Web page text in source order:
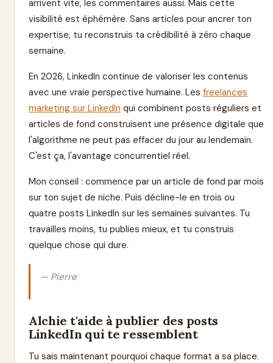
arrivent vite, les commentaires aussi. Mais cette
visibilité est éphémère. Sans articles pour ancrer ton
expertise, tu reconstruis ta crédibilité à zéro chaque
semaine.
En 2026, LinkedIn continue de valoriser les contenus
avec une vraie perspective humaine. Les freelances
marketing sur LinkedIn qui combinent posts réguliers et
articles de fond construisent une présence digitale que
l'algorithme ne peut pas effacer du jour au lendemain.
C'est ça, l'avantage concurrentiel réel.
Mon conseil : commence par un article de fond par mois
sur ton sujet de niche. Puis décline-le en trois ou
quatre posts LinkedIn sur les semaines suivantes. Tu
travailles moins, tu publies mieux, et tu construis
quelque chose qui dure.
— Pierre
Alchie t'aide à publier des posts
LinkedIn qui te ressemblent
Tu sais maintenant pourquoi chaque format a sa place.